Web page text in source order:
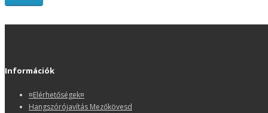
Információk
¤Elérhetőségek¤
Hangszórójavítás Mezőkövesd